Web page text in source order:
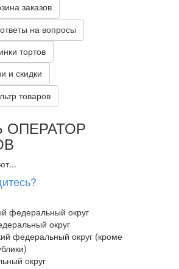
заказов
ответы на вопросы
тортов
и скидки
товаров
федеральный округ
округ
федеральный округ (кроме
округ